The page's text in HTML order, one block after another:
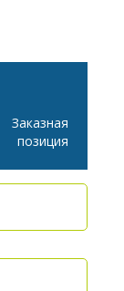
Заказная
позиция